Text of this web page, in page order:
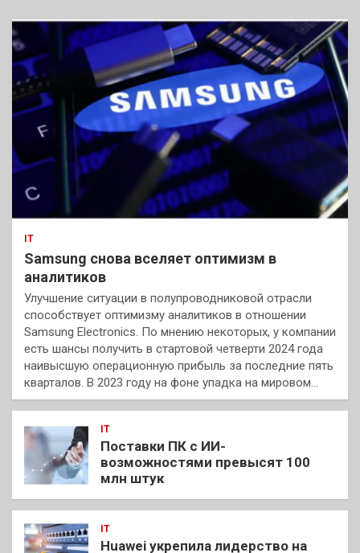
IT
Samsung снова вселяет оптимизм в
аналитиков
Улучшение ситуации в полупроводниковой отрасли
способствует оптимизму аналитиков в отношении
Samsung Electronics. По мнению некоторых, у компании
есть шансы получить в стартовой четверти 2024 года
наивысшую операционную прибыль за последние пять
кварталов. В 2023 году на фоне упадка на мировом…
IT
Поставки ПК с ИИ-
возможностями превысят 100
млн штук
IT
Huawei укрепила лидерство на